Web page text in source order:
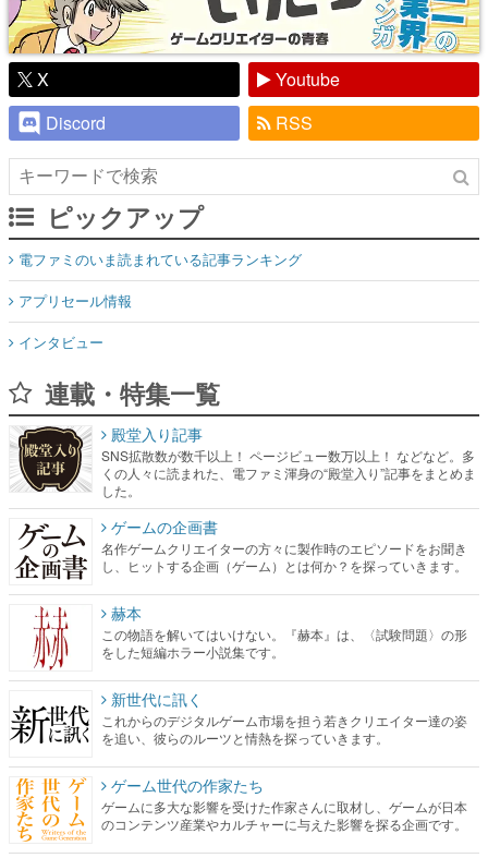
X
Youtube
Discord
RSS
ピックアップ
電ファミのいま読まれている記事ランキング
アプリセール情報
インタビュー
連載・特集一覧
殿堂入り記事
SNS拡散数が数千以上！ ページビュー数万以上！ などなど。多
くの人々に読まれた、電ファミ渾身の“殿堂入り”記事をまとめま
した。
ゲームの企画書
名作ゲームクリエイターの方々に製作時のエピソードをお聞き
し、ヒットする企画（ゲーム）とは何か？を探っていきます。
赫本
この物語を解いてはいけない。『赫本』は、〈試験問題〉の形
をした短編ホラー小説集です。
新世代に訊く
これからのデジタルゲーム市場を担う若きクリエイター達の姿
を追い、彼らのルーツと情熱を探っていきます。
ゲーム世代の作家たち
ゲームに多大な影響を受けた作家さんに取材し、ゲームが日本
のコンテンツ産業やカルチャーに与えた影響を探る企画です。